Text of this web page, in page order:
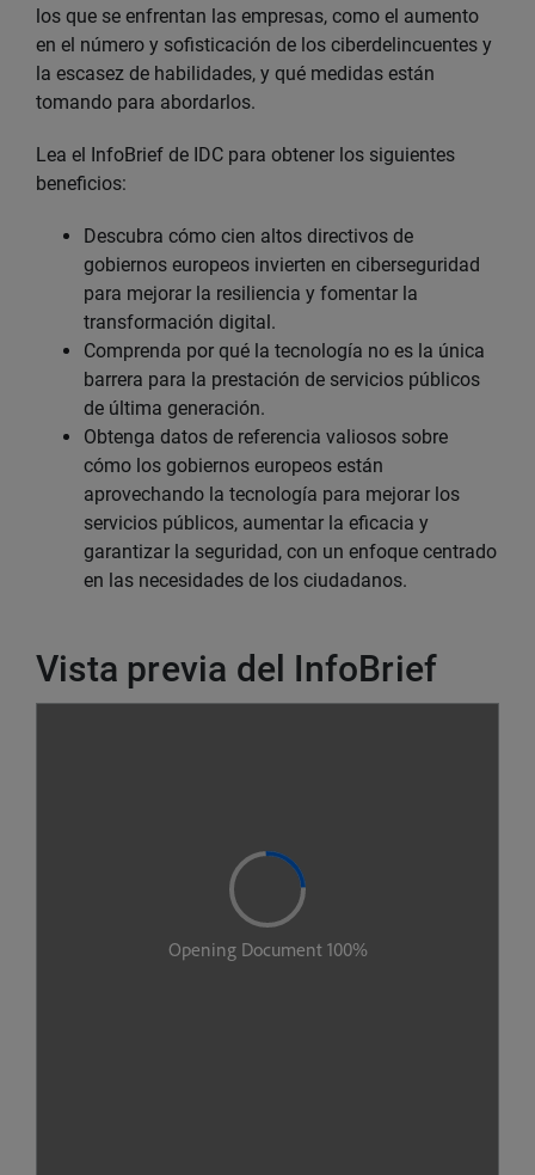
los que se enfrentan las empresas, como el aumento
en el número y sofisticación de los ciberdelincuentes y
la escasez de habilidades, y qué medidas están
tomando para abordarlos.
Lea el InfoBrief de IDC para obtener los siguientes
beneficios:
Descubra cómo cien altos directivos de
gobiernos europeos invierten en ciberseguridad
para mejorar la resiliencia y fomentar la
transformación digital.
Comprenda por qué la tecnología no es la única
barrera para la prestación de servicios públicos
de última generación.
Obtenga datos de referencia valiosos sobre
cómo los gobiernos europeos están
aprovechando la tecnología para mejorar los
servicios públicos, aumentar la eficacia y
garantizar la seguridad, con un enfoque centrado
en las necesidades de los ciudadanos.
Vista previa del InfoBrief